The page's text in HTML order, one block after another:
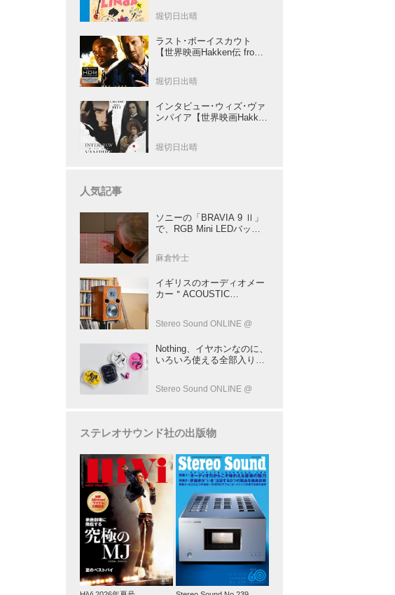
傑作青春学園ストーリー！
堀切日出晴
ラスト･ボーイスカウト
【世界映画Hakken伝 from
が放つ負け犬アクションの
堀切日出晴
インタビュー･ウィズ･ヴァ
ンパイア【世界映画Hakken
督吸血鬼ホラー
堀切日出晴
人気記事
ソニーの「BRAVIA 9 Ⅱ」
で、RGB Mini LEDバック
リー” だ（後）：麻倉怜士
137
麻倉怜士
イギリスのオーディオメー
カー＂ACOUSTIC
「AE1」の40周年記念モデ
Stereo Sound ONLINE @
Nothing、イヤホンなのに、
いろいろ使える全部入りモ
会話も録音できる
Stereo Sound ONLINE @
ステレオサウンド社の出版物